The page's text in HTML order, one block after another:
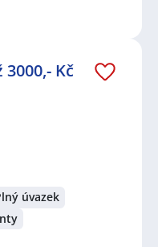
Kč
úvazek